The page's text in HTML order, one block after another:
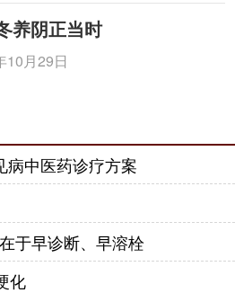
养阴正当时
10月29日
病中医药诊疗方案
于早诊断、早溶栓
化